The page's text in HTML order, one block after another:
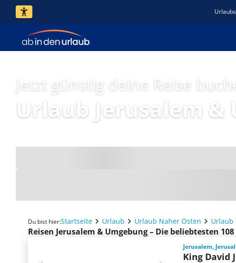
Jetzt günstig deine Reise
Urlaub Jerusalem &
Du bist hier:Startseite Urlaub Urlaub Naher Osten Urlaub
Reisen Jerusalem & Umgebung – Die beliebtesten
Jerusalem,
King David